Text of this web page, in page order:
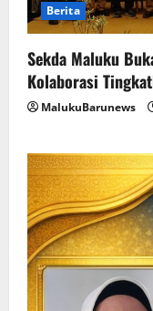
Berita
Sekda Maluku
Kolaborasi
MalukuBarunews